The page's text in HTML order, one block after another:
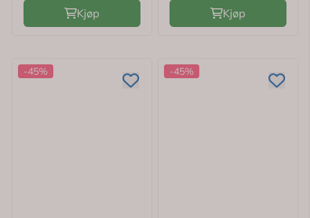
Kjøp Kjøp
-45% -45%